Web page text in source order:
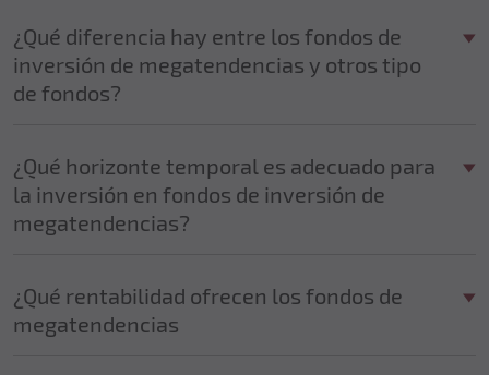
¿Qué diferencia hay entre los fondos de
inversión de megatendencias y otros tipo
de fondos?
¿Qué horizonte temporal es adecuado para
la inversión en fondos de inversión de
megatendencias?
¿Qué rentabilidad ofrecen los fondos de
megatendencias